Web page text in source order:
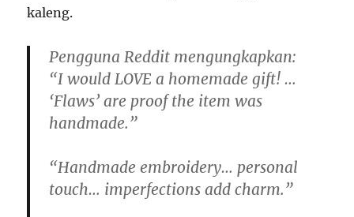
kaleng.
Pengguna Reddit mengungkapkan:
“I would LOVE a homemade gift! …
‘Flaws’ are proof the item was
handmade.”
“Handmade embroidery… personal
touch… imperfections add charm.”